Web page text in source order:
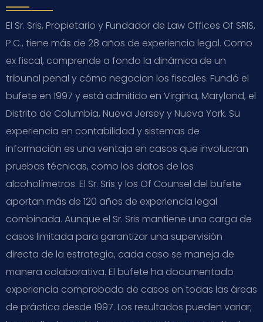
El Sr. Sris, Propietario y Fundador de Law Offices Of SRIS,
P.C., tiene más de 28 años de experiencia legal. Como
ex fiscal, comprende a fondo la dinámica de un
tribunal penal y cómo negocian los fiscales. Fundó el
bufete en 1997 y está admitido en Virginia, Maryland, el
Distrito de Columbia, Nueva Jersey y Nueva York. Su
experiencia en contabilidad y sistemas de
información es una ventaja en casos que involucran
pruebas técnicas, como los datos de los
alcoholímetros. El Sr. Sris y los Of Counsel del bufete
aportan más de 120 años de experiencia legal
combinada. Aunque el Sr. Sris mantiene una carga de
casos limitada para garantizar una supervisión
directa de la estrategia, cada caso se maneja de
manera colaborativa. El bufete ha documentado
experiencia comprobada de casos en todas las áreas
de práctica desde 1997. Los resultados pueden variar;